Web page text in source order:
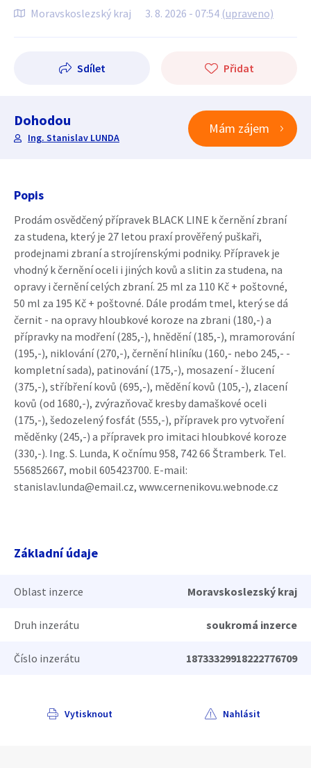
Moravskoslezský kraj 3. 8. 2026 - 07:54 (upraveno)
Sdílet Přidat
Dohodou
Ing. Stanislav LUNDA
Mám zájem
Popis
Prodám osvědčený přípravek BLACK LINE k černění zbraní
za studena, který je 27 letou praxí prověřený puškaři,
prodejnami zbraní a strojírenskými podniky. Přípravek je
vhodný k černění oceli i jiných kovů a slitin za studena, na
opravy i černění celých zbraní. 25 ml za 110 Kč + poštovné,
50 ml za 195 Kč + poštovné. Dále prodám tmel, který se dá
černit - na opravy hloubkové koroze na zbrani (180,-) a
přípravky na modření (285,-), hnědění (185,-), mramorování
(195,-), niklování (270,-), černění hliníku (160,- nebo 245,- -
kompletní sada), patinování (175,-), mosazení - žlucení
(375,-), stříbření kovů (695,-), mědění kovů (105,-), zlacení
kovů (od 1680,-), zvýrazňovač kresby damaškové oceli
(175,-), šedozelený fosfát (555,-), přípravek pro vytvoření
měděnky (245,-) a přípravek pro imitaci hloubkové koroze
(330,-). Ing. S. Lunda, K očnímu 958, 742 66 Štramberk. Tel.
556852667, mobil 605423700. E-mail:
stanislav.lunda@email.cz, www.cernenikovu.webnode.cz
Základní údaje
Oblast inzerce Moravskoslezský kraj
Druh inzerátu soukromá inzerce
Číslo inzerátu 18733329918222776709
Vytisknout Nahlásit